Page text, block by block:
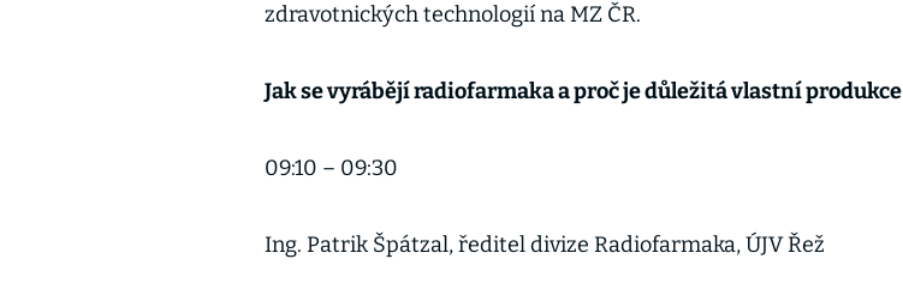
zdravotnických technologií na MZ ČR.
Jak se vyrábějí radiofarmaka a proč je důležitá vlastní produkce
09:10 – 09:30
Ing. Patrik Špátzal, ředitel divize Radiofarmaka, ÚJV Řež